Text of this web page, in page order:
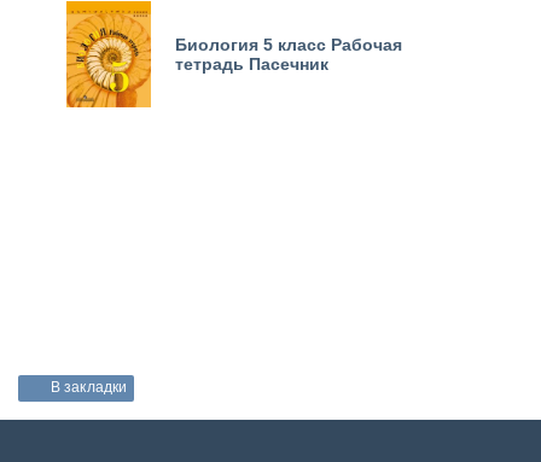
Биология 5 класс Рабочая
тетрадь Пасечник
В закладки